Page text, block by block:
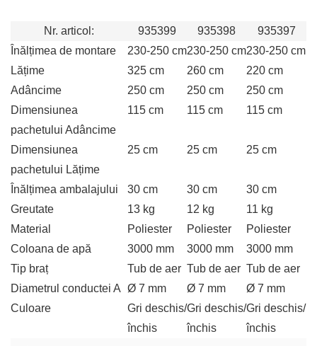
Nr. articol: 935399 935398
935397
Înălțimea de montare
230-250 cm230-250 cm230-250 cm
Lățime
325 cm 260 cm
220 cm
Adâncime
250 cm 250 cm
250 cm
Dimensiunea
pachetului Adâncime
115 cm 115 cm 115 cm
Dimensiunea
pachetului Lățime
25 cm 25 cm 25 cm
Înălțimea ambalajului 30 cm 30 cm
30 cm
Greutate
13 kg 12 kg
11 kg
Material
Poliester Poliester
Poliester
Coloana de apă
3000 mm 3000 mm
3000 mm
Tip braț
Tub de aer Tub de aer Tub de aer
Diametrul conductei A Ø 7 mm Ø 7 mm
Ø 7 mm
Culoare
Gri deschis/
închis
Gri deschis/
închis
Gri deschis/
închis